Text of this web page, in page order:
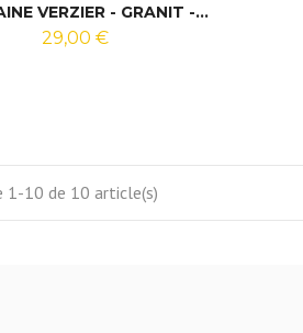
VERZIER - GRANIT -...
29,00 €
1-10 de 10 article(s)